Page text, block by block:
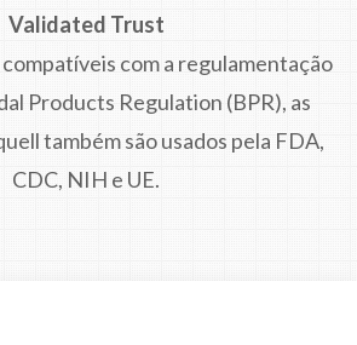
Validated Trust
compatíveis com a regulamentação
Products Regulation (BPR), as
também são usados pela FDA,
CDC, NIH e UE.